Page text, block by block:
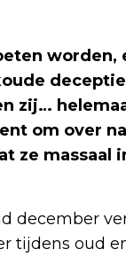
worden,
zij…
om over
ze massaal
december
tijdens oud